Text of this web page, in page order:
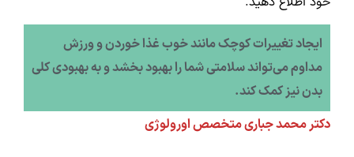
ایجاد تغییرات کوچک مانند خوب غذا خوردن و ورزش
مداوم می‌تواند سلامتی شما را بهبود بخشد و به بهبودی کلی
بدن نیز کمک کند.
دکتر محمد جباری متخصص اورولوژی